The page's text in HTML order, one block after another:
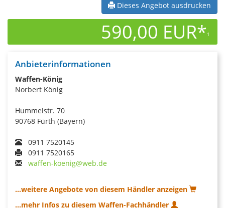
Dieses Angebot ausdrucken
590,00 EUR*1
Anbieterinformationen
Waffen-König
Norbert König
Hummelstr. 70
90768 Fürth (Bayern)
0911 7520145
0911 7520165
waffen-koenig@web.de
...weitere Angebote von diesem Händler anzeigen
...mehr Infos zu diesem Waffen-Fachhändler